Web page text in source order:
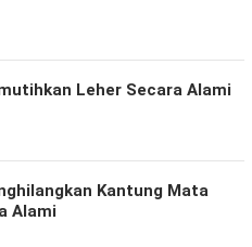
Leher Secara Alami
Kantung Mata
Alami